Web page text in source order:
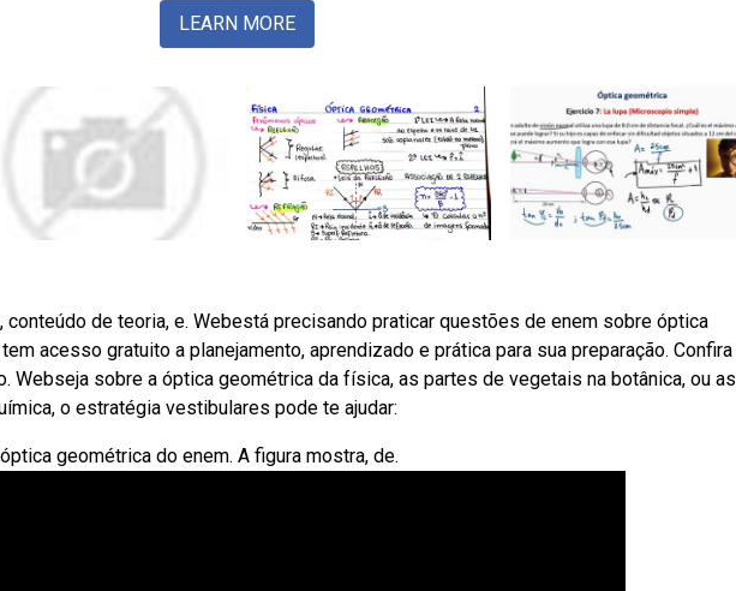
LEARN MORE
de teoria, e. Webestá precisando praticar questões de enem sobre óptica
acesso gratuito a planejamento, aprendizado e prática para sua preparação. Confira
Webseja sobre a óptica geométrica da física, as partes de vegetais na botânica, ou as
o estratégia vestibulares pode te ajudar:
geométrica do enem. A figura mostra, de.